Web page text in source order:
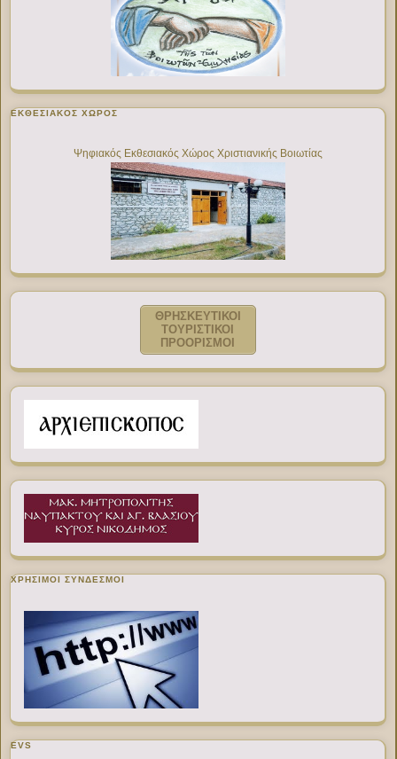
ΕΚΘΕΣΙΑΚΌΣ ΧΏΡΟΣ
Ψηφιακός Εκθεσιακός Χώρος Χριστιανικής Βοιωτίας
ΘΡΗΣΚΕΥΤΙΚΟΙ
ΤΟΥΡΙΣΤΙΚΟΙ
ΠΡΟΟΡΙΣΜΟΙ
ΧΡΉΣΙΜΟΙ ΣΎΝΔΕΣΜΟΙ
EVS